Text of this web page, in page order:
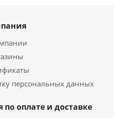
персональных данных
оплате и доставке